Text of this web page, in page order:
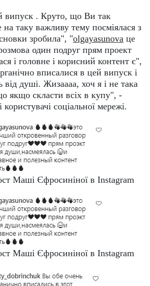
випуск . Круто, що Ви так
на таку важливу тему посміялася з
зробила", "olgayasunova це
один подруг прям проект
і головне і корисний контент є",
вписалися в цей випуск і
душі. Жизаааа, хоч я і не така
якщо скласти всіх в купу", -
соціальної мережі.
Маші Єфросиніної в Instagram
Маші Єфросиніної в Instagram